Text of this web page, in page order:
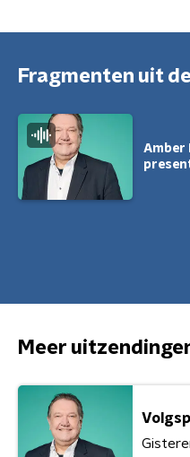
Fragmenten uit
Amber
Meer